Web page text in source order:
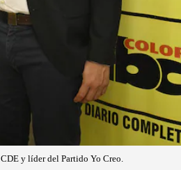
y líder del Partido Yo Creo.